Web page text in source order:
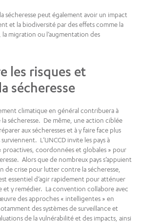
sécheresse peut également avoir un impact
et la biodiversité par des effets comme la
migration ou l’augmentation des
les risques et
sécheresse
climatique en général contribuera à
sécheresse. De même, une action ciblée
aux sécheresses et à y faire face plus
L’UNCCD invite les pays à
proactives, coordonnées et globales » pour
Alors que de nombreux pays s’appuient
de crise pour lutter contre la sécheresse,
essentiel d’agir rapidement pour atténuer
et y remédier. La convention collabore avec
des approches « intelligentes » en
des systèmes de surveillance et
de la vulnérabilité et des impacts, ainsi